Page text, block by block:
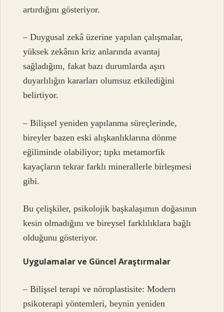
artırdığını gösteriyor.
– Duygusal zekâ üzerine yapılan çalışmalar,
yüksek zekânın kriz anlarında avantaj
sağladığını, fakat bazı durumlarda aşırı
duyarlılığın kararları olumsuz etkilediğini
belirtiyor.
– Bilişsel yeniden yapılanma süreçlerinde,
bireyler bazen eski alışkanlıklarına dönme
eğiliminde olabiliyor; tıpkı metamorfik
kayaçların tekrar farklı minerallerle birleşmesi
gibi.
Bu çelişkiler, psikolojik başkalaşımın doğasının
kesin olmadığını ve bireysel farklılıklara bağlı
olduğunu gösteriyor.
Uygulamalar ve Güncel Araştırmalar
– Bilişsel terapi ve nöroplastisite: Modern
psikoterapi yöntemleri, beynin yeniden